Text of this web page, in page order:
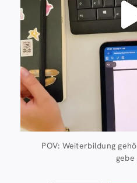
POV: Weiterbildung
gebe